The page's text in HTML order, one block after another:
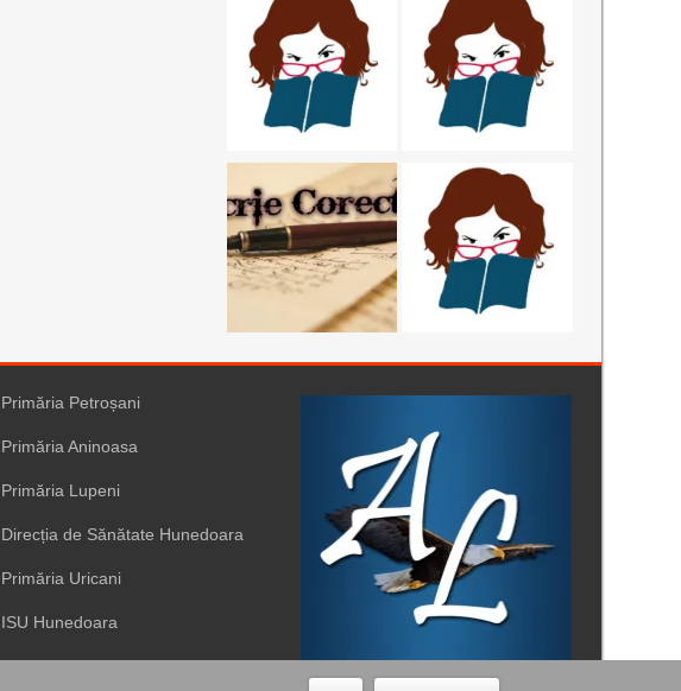
Primăria Petroșani
Primăria Aninoasa
Primăria Lupeni
Direcția de Sănătate Hunedoara
Primăria Uricani
ISU Hunedoara
Primăria Vulcan